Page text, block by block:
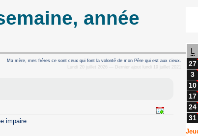
année
Ma mère, mes frères ce sont ceux qui font la volonté de mon Père qui est aux cieux.
Lundi 20 juillet 2026 — Dernier ajout lundi 19 juillet 2021
impaire
L
27
3
10
17
24
31